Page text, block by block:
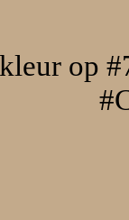
op